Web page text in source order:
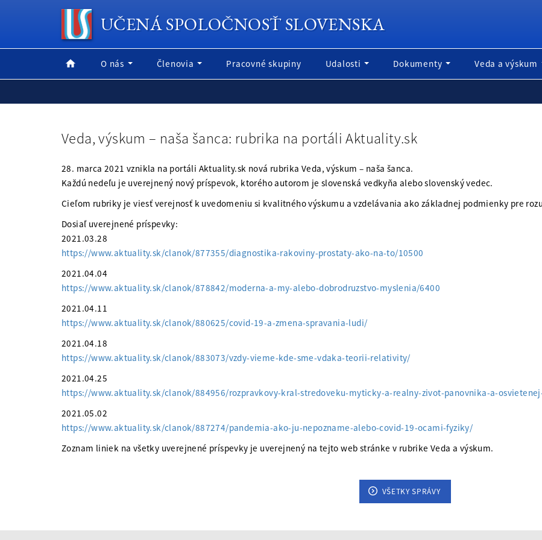
UČENÁ SPOLOČNOSŤ SLOVENSKA
O nás Členovia Pracovné skupiny Udalosti Dokumenty Veda a výskum
Veda, výskum – naša šanca: rubrika na portáli Aktuality.sk
28. marca 2021 vznikla na portáli Aktuality.sk nová rubrika Veda, výskum – naša šanca.
Každú nedeľu je uverejnený nový príspevok, ktorého autorom je slovenská vedkyňa alebo slovenský vedec.
Cieľom rubriky je viesť verejnosť k uvedomeniu si kvalitného výskumu a vzdelávania ako základnej podmienky pre
Dosiaľ uverejnené príspevky:
2021.03.28
https://www.aktuality.sk/clanok/877355/diagnostika-rakoviny-prostaty-ako-na-to/10500
2021.04.04
https://www.aktuality.sk/clanok/878842/moderna-a-my-alebo-dobrodruzstvo-myslenia/6400
2021.04.11
https://www.aktuality.sk/clanok/880625/covid-19-a-zmena-spravania-ludi/
2021.04.18
https://www.aktuality.sk/clanok/883073/vzdy-vieme-kde-sme-vdaka-teorii-relativity/
2021.04.25
https://www.aktuality.sk/clanok/884956/rozpravkovy-kral-stredoveku-myticky-a-realny-zivot-panovnika-a-
2021.05.02
https://www.aktuality.sk/clanok/887274/pandemia-ako-ju-nepozname-alebo-covid-19-ocami-fyziky/
Zoznam liniek na všetky uverejnené príspevky je uverejnený na tejto web stránke v rubrike Veda a výskum.
VŠETKY SPRÁVY